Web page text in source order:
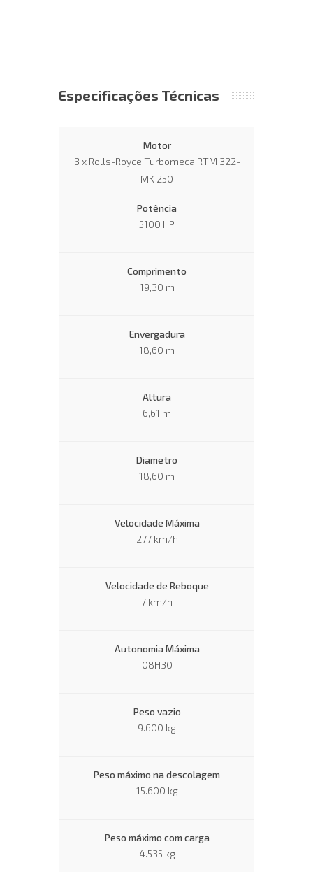
Especificações Técnicas
Motor
3 x Rolls-Royce Turbomeca RTM 322-
MK 250
Potência
5100 HP
Comprimento
19,30 m
Envergadura
18,60 m
Altura
6,61 m
Diametro
18,60 m
Velocidade Máxima
277 km/h
Velocidade de Reboque
7 km/h
Autonomia Máxima
08H30
Peso vazio
9.600 kg
Peso máximo na descolagem
15.600 kg
Peso máximo com carga
4.535 kg